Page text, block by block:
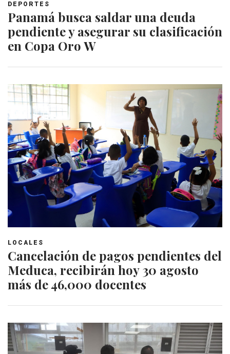
DEPORTES
Panamá busca saldar una deuda
pendiente y asegurar su clasificación
en Copa Oro W
LOCALES
Cancelación de pagos pendientes del
Meduca, recibirán hoy 30 agosto
más de 46,000 docentes